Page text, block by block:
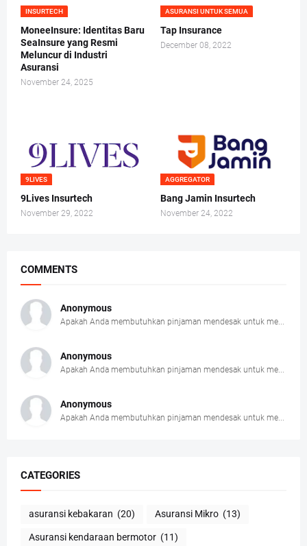
INSURTECH
MoneeInsure: Identitas Baru
SeaInsure yang Resmi
Meluncur di Industri
Asuransi
November 24, 2025
ASURANSI UNTUK SEMUA
Tap Insurance
December 08, 2022
9LIVES
9Lives Insurtech
November 29, 2022
AGGREGATOR
Bang Jamin Insurtech
November 24, 2022
COMMENTS
Anonymous
Apakah Anda membutuhkan pinjaman mendesak untuk me...
Anonymous
Apakah Anda membutuhkan pinjaman mendesak untuk me...
Anonymous
Apakah Anda membutuhkan pinjaman mendesak untuk me...
CATEGORIES
asuransi kebakaran (20) Asuransi Mikro (13)
Asuransi kendaraan bermotor (11)